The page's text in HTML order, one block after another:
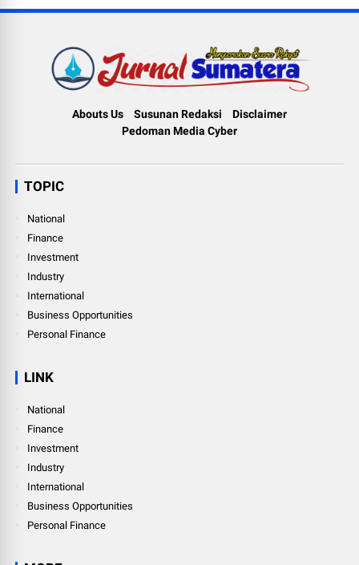
Abouts Us Susunan Redaksi
Disclaimer
Pedoman Media Cyber
TOPIC
National
Finance
Investment
Industry
International
Business Opportunities
Personal Finance
LINK
National
Finance
Investment
Industry
International
Business Opportunities
Personal Finance